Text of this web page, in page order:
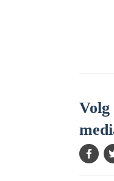
Volg